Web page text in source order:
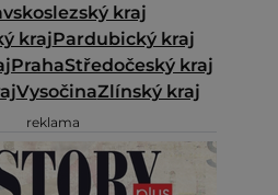
kraj
krajPardubický kraj
PrahaStředočeský kraj
VysočinaZlínský kraj
reklama